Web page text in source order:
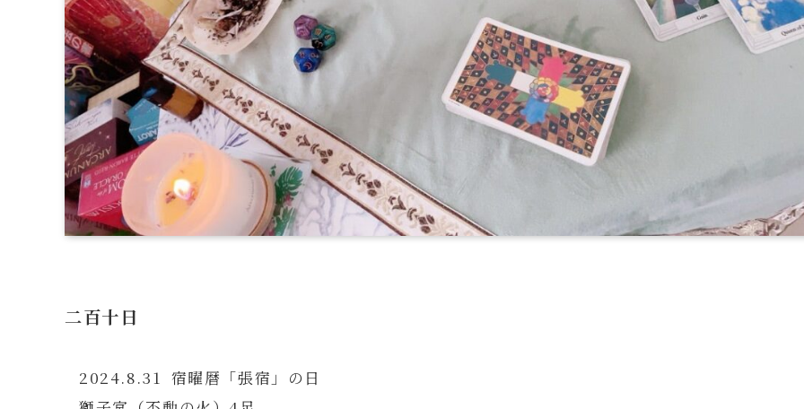
二百十日
2024.8.31 宿曜暦「張宿」の日